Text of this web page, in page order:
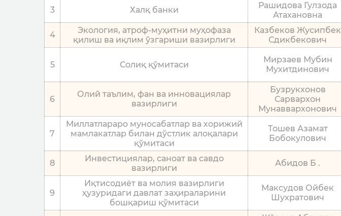
3 Халқ банки
Рашидова Гулзода
Атахановна
4
Экология, атроф-муҳитни муҳофаза
қилиш ва иқлим ўзгариши вазирлиги
Казбеков Жусипбек
Сдикбекович
5 Солиқ қўмитаси
Мирзаев Мубин
Мухитдинович
6
Олий таълим, фан ва инновациялар
вазирлиги
Бузрукхонов
Сарвархон
Мунаввархонович
7
Миллатлараро муносабатлар ва хорижий
мамлакатлар билан дўстлик алоқалари
қўмитаси
Тошев Азамат
Бобокулович
8
Инвестициялар, саноат ва савдо
вазирлиги
Абидов Б .
9
Иқтисодиёт ва молия вазирлиги
ҳузуридаги давлат заҳираларини
бошқариш қўмитаси
Максудов Ойбек
Шухратович